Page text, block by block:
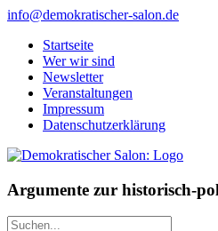
Zum
springen
info@demokratischer-salon.de
Startseite
Wer wir sind
Newsletter
Veranstaltungen
Impressum
Datenschutzerklärung
Argumente zur historisch-
Suche